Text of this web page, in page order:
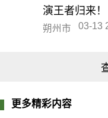
演王者归来！
朔州市 03-13
更多精彩内容